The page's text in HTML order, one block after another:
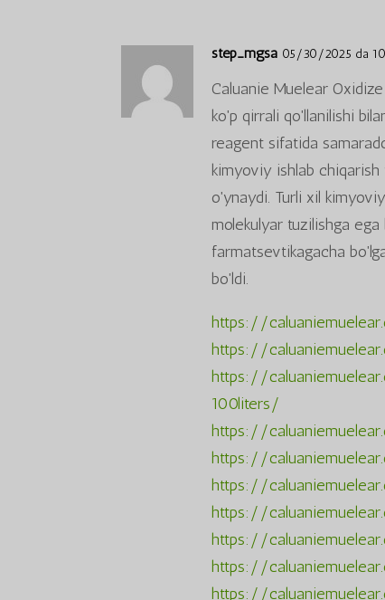
step_mgsa 05/30/2025 da
Caluanie Muelear
ko'p qirrali qo'llanilishi
reagent sifatida
kimyoviy ishlab
o'ynaydi. Turli xil
molekulyar tuzilishga
farmatsevtikagacha
bo'ldi.
https://
https://
https://
100liters/
https://
https://
https://
https://
https://
https://
https://